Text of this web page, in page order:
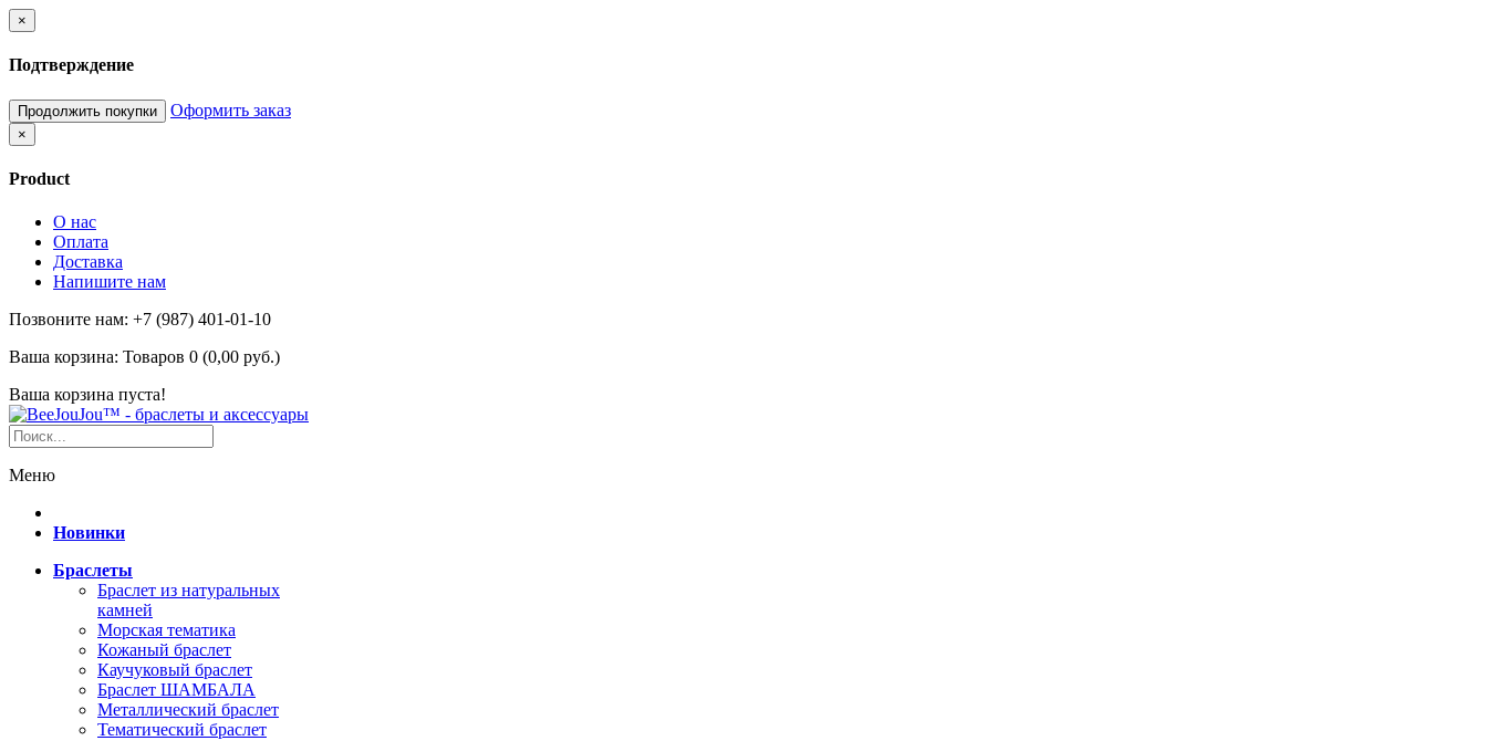
×
Подтверждение
Продолжить покупки Оформить заказ
×
Product
О нас
Оплата
Доставка
Напишите нам
Позвоните нам: +7 (987) 401-01-10
Ваша корзина: Товаров 0 (0,00 руб.)
Ваша корзина пуста!
Меню
Новинки
Браслеты
Браслет из натуральных
камней
Морская тематика
Кожаный браслет
Каучуковый браслет
Браслет ШАМБАЛА
Металлический браслет
Тематический браслет